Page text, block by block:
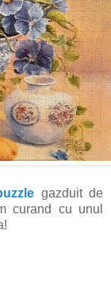
gazduit de
curand cu unul